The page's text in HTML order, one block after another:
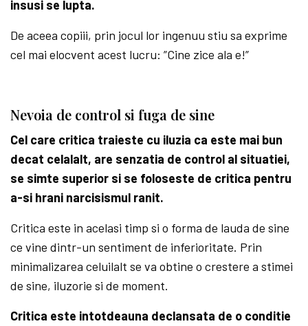
insusi se lupta.
De aceea copiii, prin jocul lor ingenuu stiu sa exprime
cel mai elocvent acest lucru: ”Cine zice ala e!”
Nevoia de control si fuga de sine
Cel care critica traieste cu iluzia ca este mai bun
decat celalalt, are senzatia de control al situatiei,
se simte superior si se foloseste de critica pentru
a-si hrani narcisismul ranit.
Critica este in acelasi timp si o forma de lauda de sine
ce vine dintr-un sentiment de inferioritate. Prin
minimalizarea celuilalt se va obtine o crestere a stimei
de sine, iluzorie si de moment.
Critica este intotdeauna declansata de o conditie